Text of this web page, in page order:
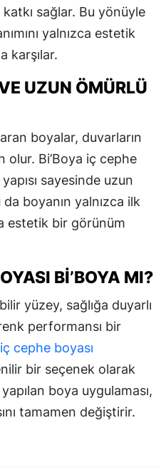
sağlar. Bu yönüyle
yalnızca estetik
karşılar.
UZUN ÖMÜRLÜ
boyalar, duvarların
olur. Bi’Boya iç cephe
sayesinde uzun
da boyanın yalnızca ilk
estetik bir görünüm
BI’BOYA MI?
yüzey, sağlığa duyarlı
performansı bir
iç cephe boyası
bir seçenek olarak
boya uygulaması,
tamamen değiştirir.